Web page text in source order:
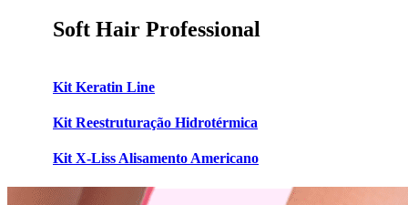
Soft Hair Professional
Kit Keratin Line
Kit Reestruturação Hidrotérmica
Kit X-Liss Alisamento Americano